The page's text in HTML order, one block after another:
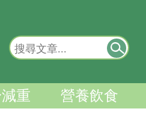
重 營養飲食